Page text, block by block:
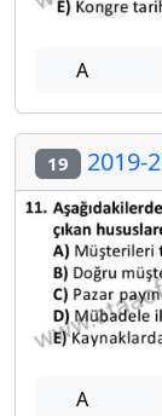
A
19 2019-
A